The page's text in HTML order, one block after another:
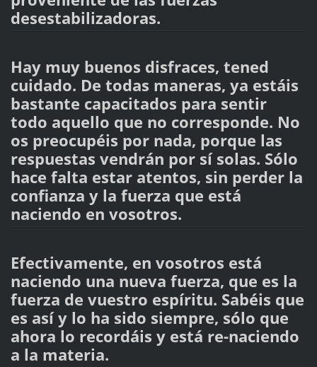
desestabilizadoras.
Hay muy buenos disfraces, tened
cuidado. De todas maneras, ya estáis
bastante capacitados para sentir
todo aquello que no corresponde. No
os preocupéis por nada, porque las
respuestas vendrán por sí solas. Sólo
hace falta estar atentos, sin perder la
confianza y la fuerza que está
naciendo en vosotros.
Efectivamente, en vosotros está
naciendo una nueva fuerza, que es la
fuerza de vuestro espíritu. Sabéis que
es así y lo ha sido siempre, sólo que
ahora lo recordáis y está re-naciendo
a la materia.